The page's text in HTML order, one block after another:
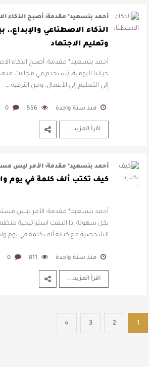
أحمد بنسعيد* مقدمة: أصبح الذكاء
من حياتنا اليومية، يُست …
الذكاء الاصطناعي والإبداع..
وتعليم الاجتهاد
أحمد بنسعيد* مقدمة: أصبح الذكاء
حياتنا اليومية، يُستخدم في مجالات
إلى التعليم إلى الأعمال، ومن الترفيه …
منذ سنة واحدة 556
0
اقرأ المزيد...
أحمد بنسعيد* مقدمة: الأمر ليس
بكل سهولة إذا اتبعت استرا …
كيف تكتب ألف كلمة في يوم
أحمد بنسعيد* مقدمة: الأمر ليس
بكل سهولة إذا اتبعت استراتيجية
الشخصية مع كتابة ألف كلمة في يوم
منذ سنة واحدة 811
0
اقرأ المزيد...
1
2
3
»